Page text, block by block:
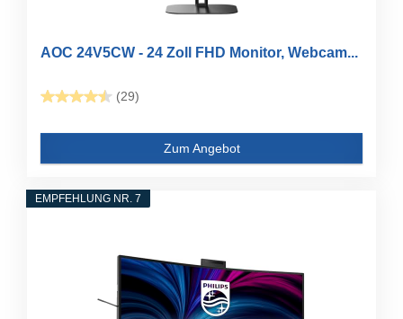
AOC 24V5CW - 24 Zoll FHD Monitor, Webcam...
(29)
Zum Angebot
EMPFEHLUNG NR. 7